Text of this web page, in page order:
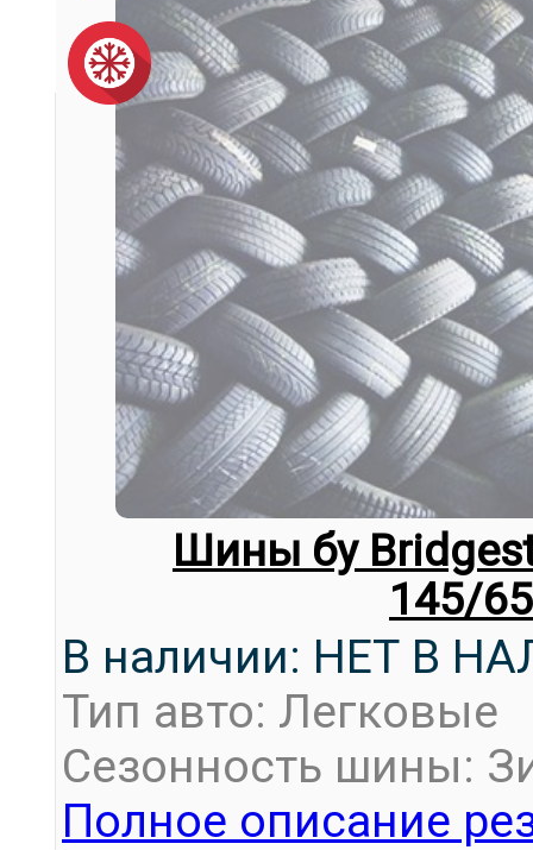
Шины бу
145/
В наличии: НЕТ В
Тип авто: Легковые
Сезонность шины:
Полное описание